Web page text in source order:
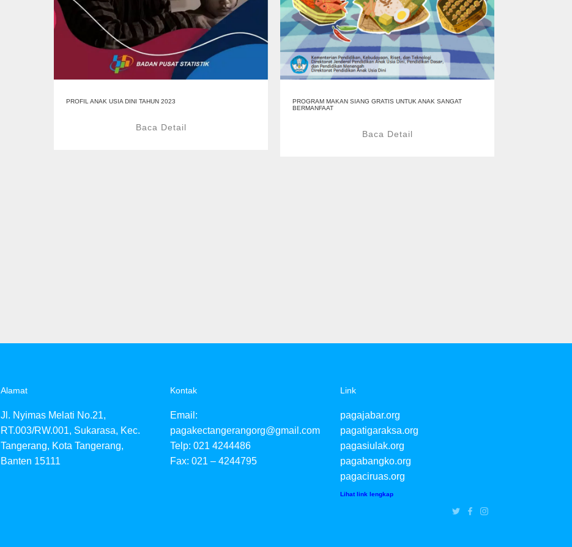
PROFIL ANAK USIA DINI TAHUN 2023
Baca Detail
PROGRAM MAKAN SIANG GRATIS UNTUK ANAK SANGAT
BERMANFAAT
Baca Detail
Alamat
Jl. Nyimas Melati No.21,
RT.003/RW.001, Sukarasa, Kec.
Tangerang, Kota Tangerang,
Banten 15111
Kontak
Email:
pagakectangerangorg@gmail.com
Telp: 021 4244486
Fax: 021 – 4244795
Link
pagajabar.org
pagatigaraksa.org
pagasiulak.org
pagabangko.org
pagaciruas.org
Lihat link lengkap